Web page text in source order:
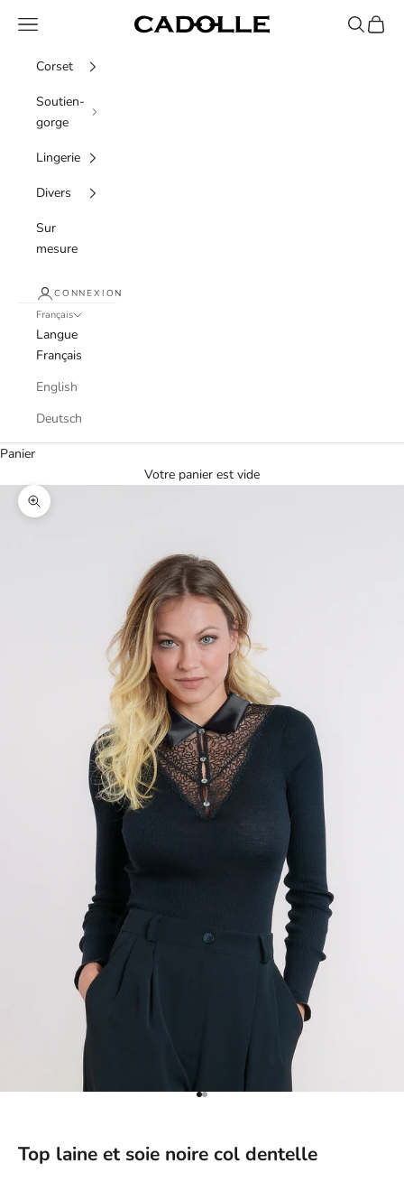
Cadolle
Menu Recherche
Panier
Corset
Soutien-
gorge
Lingerie
Divers
Sur
mesure
CONNEXION
Français
Langue
Français
English
Deutsch
Panier
Votre panier est vide
Zoomer sur l'image
Aller à l'élément 1
Aller à l'élément 2
Top laine et soie noire col dentelle